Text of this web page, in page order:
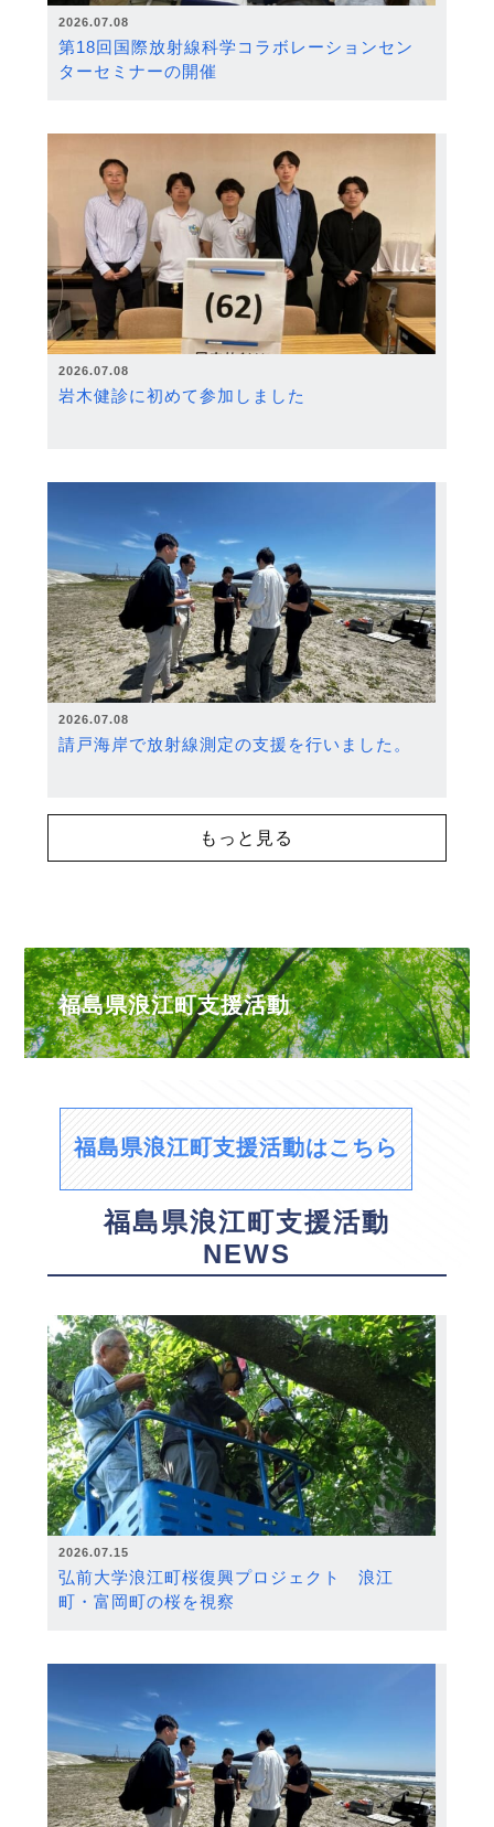
2026.07.08
第18回国際放射線科学コラボレーションセン
ターセミナーの開催
2026.07.08
岩木健診に初めて参加しました
2026.07.08
請戸海岸で放射線測定の支援を行いました。
もっと見る
福島県浪江町支援活動
福島県浪江町支援活動はこちら
福島県浪江町支援活動
NEWS
2026.07.15
弘前大学浪江町桜復興プロジェクト 浪江
町・富岡町の桜を視察